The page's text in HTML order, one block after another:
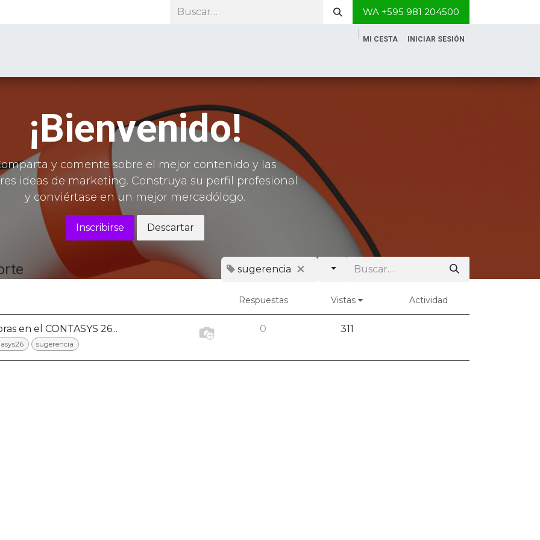
WA +595 981 204500
MI CESTA INICIAR SESIÓN
¡Bienvenido!
y comente sobre el mejor contenido y las
ideas de marketing. Construya su perfil profesional
y conviértase en un mejor mercadólogo.
Inscribirse Descartar
sugerencia
Respuestas Vistas Actividad
en el CONTASYS 26...
sugerencia
0 311